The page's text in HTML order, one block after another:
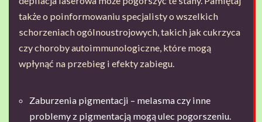
także o poinformowaniu specjalisty o wszelkich
schorzeniach ogólnoustrojowych, takich jak cukrzyca
czy choroby autoimmunologiczne, które mogą
wpłynąć na przebieg i efekty zabiegu.
Zaburzenia pigmentacji – melasma czy inne
problemy z pigmentacją mogą ulec pogorszeniu.